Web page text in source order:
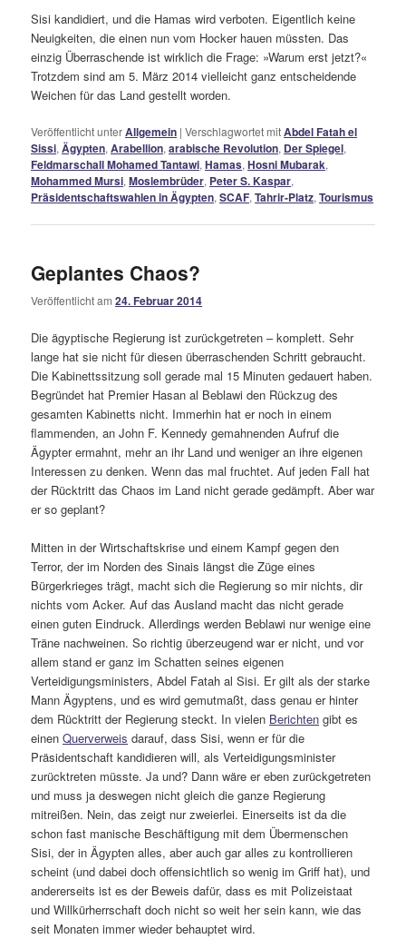
Sisi kandidiert, und die Hamas wird verboten. Eigentlich keine
Neuigkeiten, die einen nun vom Hocker hauen müssten. Das
einzig Überraschende ist wirklich die Frage: »Warum erst jetzt?«
Trotzdem sind am 5. März 2014 vielleicht ganz entscheidende
Weichen für das Land gestellt worden.
Veröffentlicht unterAllgemein |Verschlagwortet mitAbdel Fatah el
Sissi,Ägypten,Arabellion,arabische Revolution, Der Spiegel,
Feldmarschall Mohamed Tantawi,Hamas,Hosni Mubarak,
Mohammed Mursi,Moslembrüder, Peter S. Kaspar,
Präsidentschaftswahlen in Ägypten,SCAF,Tahrir-Platz,Tourismus
Geplantes Chaos?
Veröffentlicht am24. Februar 2014
Die ägyptische Regierung ist zurückgetreten – komplett. Sehr
lange hat sie nicht für diesen überraschenden Schritt gebraucht.
Die Kabinettssitzung soll gerade mal 15 Minuten gedauert haben.
Begründet hat Premier Hasan al Beblawi den Rückzug des
gesamten Kabinetts nicht. Immerhin hat er noch in einem
flammenden, an John F. Kennedy gemahnenden Aufruf die
Ägypter ermahnt, mehr an ihr Land und weniger an ihre eigenen
Interessen zu denken. Wenn das mal fruchtet. Auf jeden Fall hat
der Rücktritt das Chaos im Land nicht gerade gedämpft. Aber war
er so geplant?
Mitten in der Wirtschaftskrise und einem Kampf gegen den
Terror, der im Norden des Sinais längst die Züge eines
Bürgerkrieges trägt, macht sich die Regierung so mir nichts, dir
nichts vom Acker. Auf das Ausland macht das nicht gerade
einen guten Eindruck. Allerdings werden Beblawi nur wenige eine
Träne nachweinen. So richtig überzeugend war er nicht, und vor
allem stand er ganz im Schatten seines eigenen
Verteidigungsministers, Abdel Fatah al Sisi. Er gilt als der starke
Mann Ägyptens, und es wird gemutmaßt, dass genau er hinter
dem Rücktritt der Regierung steckt. In vielen Berichten gibt es
einenQuerverweis darauf, dass Sisi, wenn er für die
Präsidentschaft kandidieren will, als Verteidigungsminister
zurücktreten müsste. Ja und? Dann wäre er eben zurückgetreten
und muss ja deswegen nicht gleich die ganze Regierung
mitreißen. Nein, das zeigt nur zweierlei. Einerseits ist da die
schon fast manische Beschäftigung mit dem Übermenschen
Sisi, der in Ägypten alles, aber auch gar alles zu kontrollieren
scheint (und dabei doch offensichtlich so wenig im Griff hat), und
andererseits ist es der Beweis dafür, dass es mit Polizeistaat
und Willkürherrschaft doch nicht so weit her sein kann, wie das
seit Monaten immer wieder behauptet wird.